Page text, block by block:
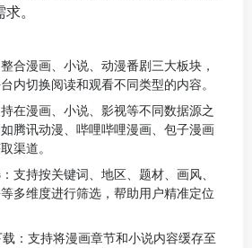
。
合漫画、小说、动漫番剧三大板块，
内切换阅读和观看不同类型的内容。
在漫画、小说、影视等不同数据源之
腾讯动漫、哔哩哔哩漫画、包子漫画
渠道。
支持按关键词、地区、题材、画风、
多维度进行筛选，帮助用户精准定位
：支持将漫画章节和小说内容缓存至